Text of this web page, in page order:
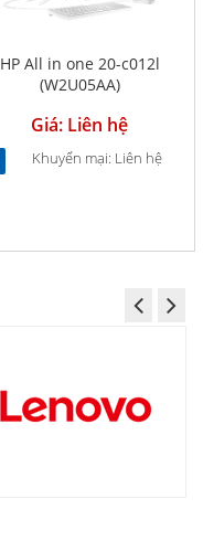
HP All in one 20-c012l
(W2U05AA)
Giá: Liên hệ
Khuyến mại: Liên hệ